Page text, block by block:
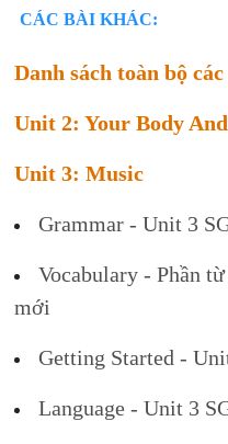
CÁC BÀI KHÁC:
Danh sách toàn bộ
Unit 2: Your Body
Unit 3: Music
Grammar - Unit 3
Vocabulary - Phần
mới
Getting Started -
Language - Unit 3